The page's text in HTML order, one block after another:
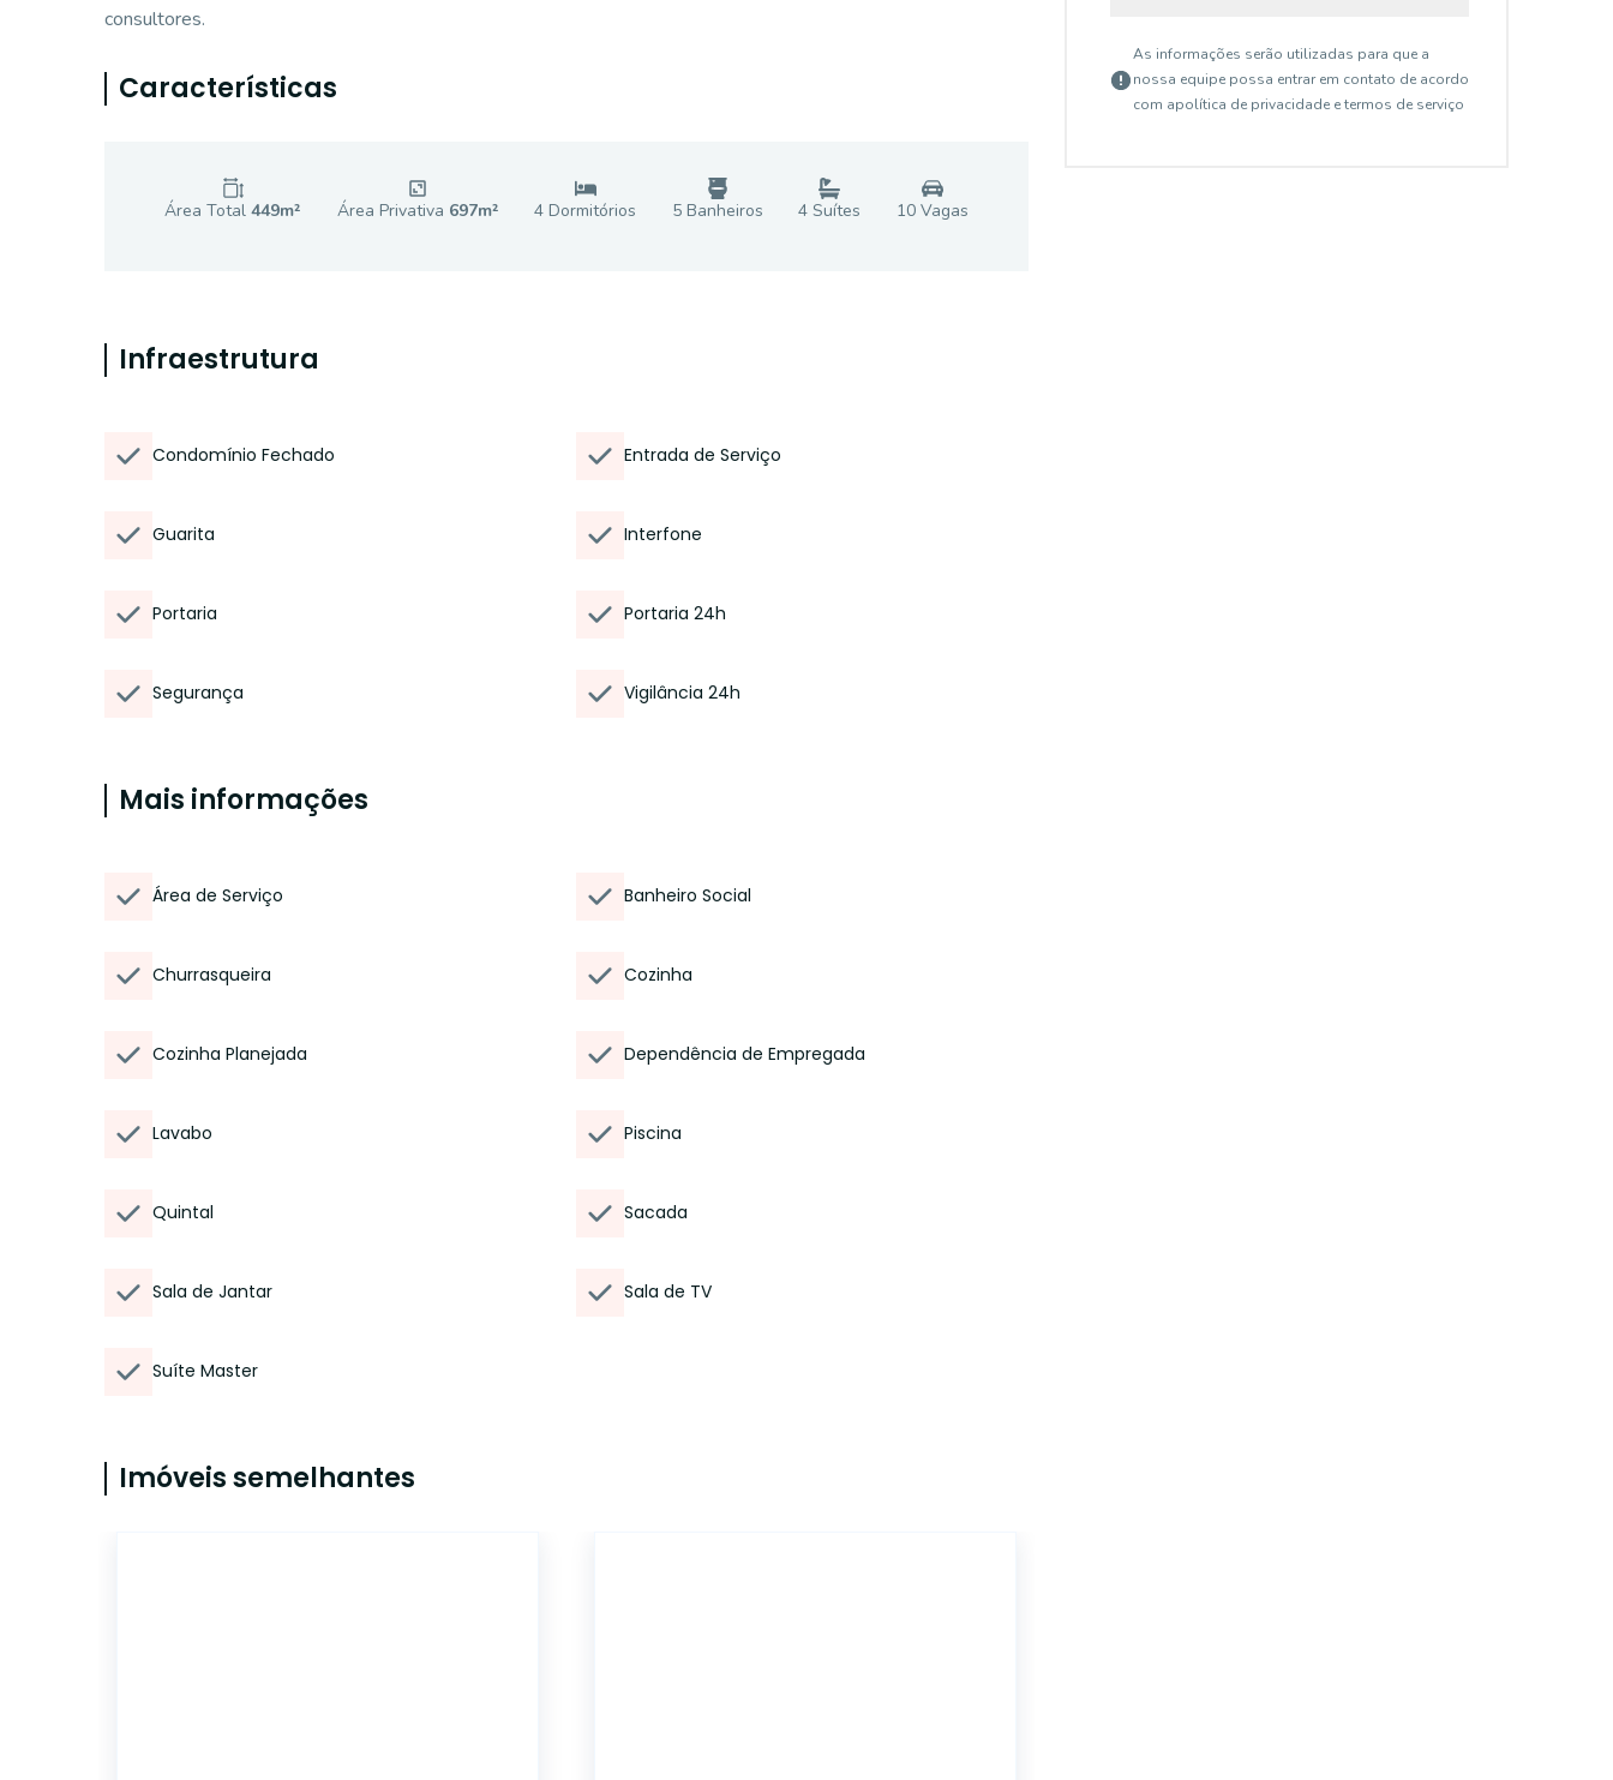
consultores.
Características
Área Total 449m² Área Privativa 697m² 4 Dormitórios 5Banheiros 4 Suítes 10Vagas
Infraestrutura
Condomínio Fechado Entrada de Serviço
Guarita Interfone
Portaria Portaria 24h
Segurança Vigilância 24h
Mais informações
Área de Serviço Banheiro Social
Churrasqueira Cozinha
Cozinha Planejada Dependência de Empregada
Lavabo Piscina
Quintal Sacada
Sala de Jantar Sala de TV
Suíte Master
Imóveis semelhantes
As informações serão utilizadas para que a
nossa equipe possa entrar em contato de acordo
com apolítica de privacidade e termos de serviço